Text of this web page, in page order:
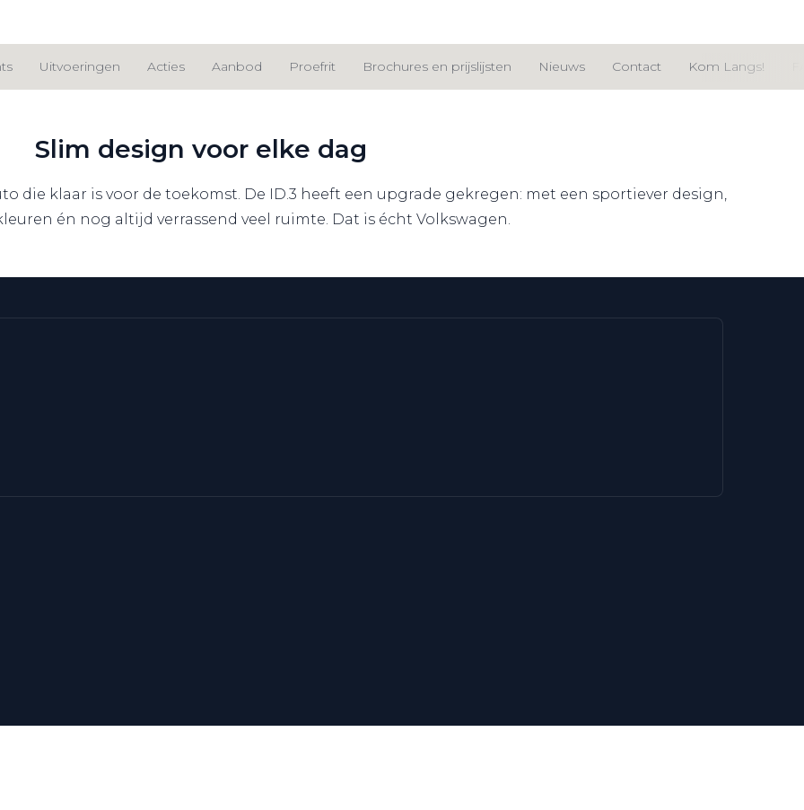
Uitvoeringen Acties Aanbod Proefrit Brochures en prijslijsten Nieuws Contact Kom Langs!
Slim design voor elke dag
die klaar is voor de toekomst. De ID.3 heeft een upgrade gekregen: met een sportiever design,
én nog altijd verrassend veel ruimte. Dat is écht Volkswagen.